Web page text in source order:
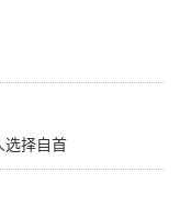
选择自首